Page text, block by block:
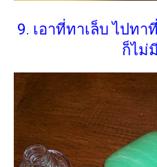
9. เอาที่ทาเล็บ ไปทา
ก็ไม่